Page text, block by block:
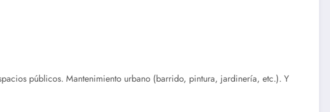
públicos. Mantenimiento urbano (barrido, pintura, jardinería, etc.). Y